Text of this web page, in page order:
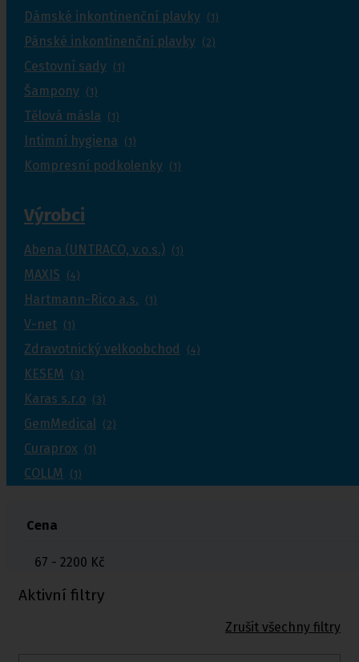
Dámské inkontinenční plavky (1)
Pánské inkontinenční plavky (2)
Cestovní sady (1)
Šampony (1)
Tělová másla (1)
Intimní hygiena (1)
Kompresní podkolenky (1)
Výrobci
Abena (UNTRACO, v.o.s.) (1)
MAXIS (4)
Hartmann-Rico a.s. (1)
V-net (1)
Zdravotnický velkoobchod (4)
KESEM (3)
Karas s.r.o (3)
GemMedical (2)
Curaprox (1)
COLLM (1)
Cena
67 - 2200 Kč
Aktivní filtry
Zrušit všechny filtry